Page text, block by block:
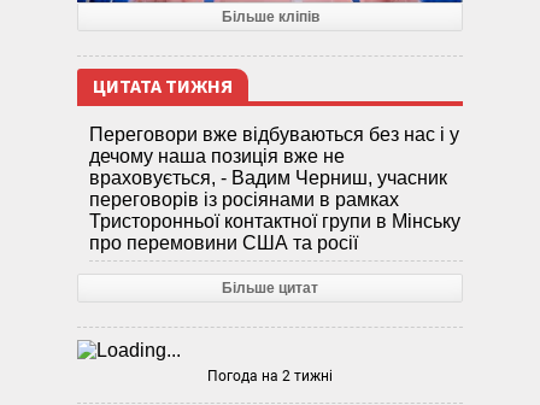
Більше кліпів
ЦИТАТА ТИЖНЯ
Переговори вже відбуваються без нас і у
дечому наша позиція вже не
враховується, - Вадим Черниш, учасник
переговорів із росіянами в рамках
Тристоронньої контактної групи в Мінську
про перемовини США та росії
Більше цитат
Погода на 2 тижні